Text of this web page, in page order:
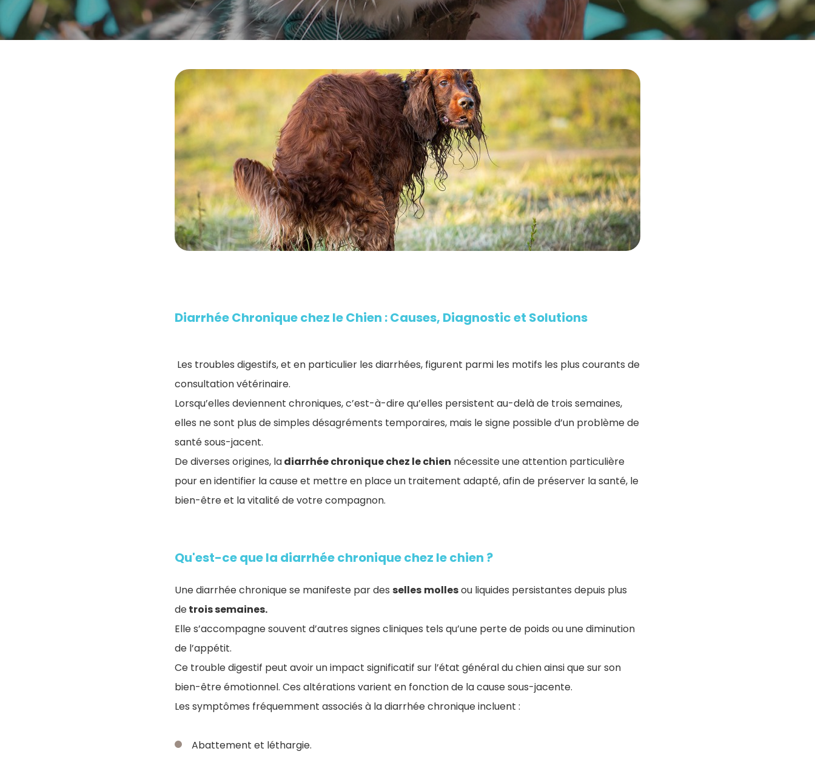
Diarrhée Chronique chez le Chien : Causes, Diagnostic et Solutions
Les troubles digestifs, et en particulier les diarrhées, figurent parmi les motifs les plus courants de
consultation vétérinaire.
Lorsqu’elles deviennent chroniques, c’est-à-dire qu’elles persistent au-delà de trois semaines,
elles ne sont plus de simples désagréments temporaires, mais le signe possible d’un problème de
santé sous-jacent.
De diverses origines, ladiarrhée chronique chez le chien ​ nécessite une attention particulière
pour en identifier la cause et mettre en place un traitement adapté, afin de préserver la santé, le
bien-être et la vitalité de votre compagnon.
Qu'est-ce que la diarrhée chronique chez le chien​ ?
Une diarrhée chronique se manifeste par des selles mollesou liquides persistantes depuis plus
detrois semaines.
Elle s’accompagne souvent d’autres signes cliniques tels qu’une perte de poids ou une diminution
de l’appétit.
Ce trouble digestif peut avoir un impact significatif sur l’état général du chien ainsi que sur son
bien-être émotionnel. Ces altérations varient en fonction de la cause sous-jacente.
Les symptômes fréquemment associés à la diarrhée chronique incluent :
Abattement et léthargie.